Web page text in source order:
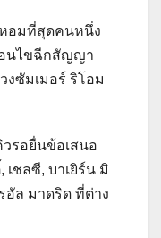
หอมที่สุดคนหนึ่ง
อนไขฉีกสัญญา
งซัมเมอร์ ริโอม
รอยื่นข้อเสนอ
เชลซี, บาเยิร์น มิ
อัล มาดริด ที่ต่าง